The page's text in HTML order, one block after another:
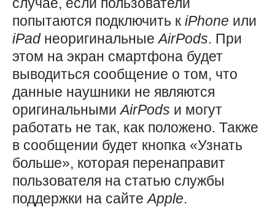
попытаются подключить к iPhone или
iPad неоригинальныеAirPods. При
этом на экран смартфона будет
выводиться сообщение о том, что
данные наушники не являются
оригинальнымиAirPods и могут
работать не так, как положено. Также
в сообщении будет кнопка «Узнать
больше», которая перенаправит
пользователя на статью службы
поддержки на сайтеApple.